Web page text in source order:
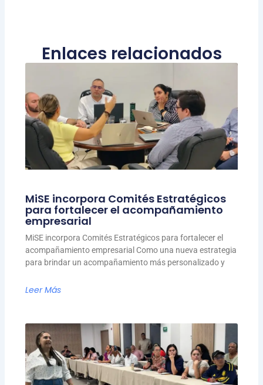
Enlaces relacionados
MiSE incorpora Comités Estratégicos
para fortalecer el acompañamiento
empresarial
MiSE incorpora Comités Estratégicos para fortalecer el
acompañamiento empresarial Como una nueva estrategia
para brindar un acompañamiento más personalizado y
Leer Más